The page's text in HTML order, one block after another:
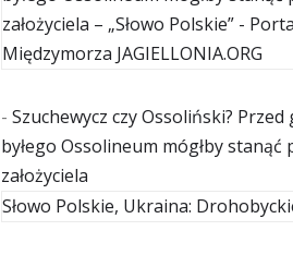
założyciela – „Słowo Polskie” -
Międzymorza JAGIELLONIA.ORG
- Szuchewycz czy Ossoliński? Przed
byłego Ossolineum mógłby stanąć
założyciela
Słowo Polskie, Ukraina: